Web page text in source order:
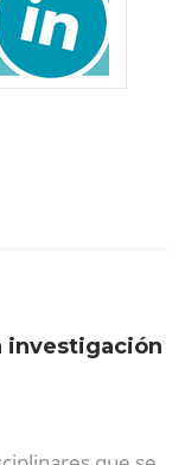
investigación